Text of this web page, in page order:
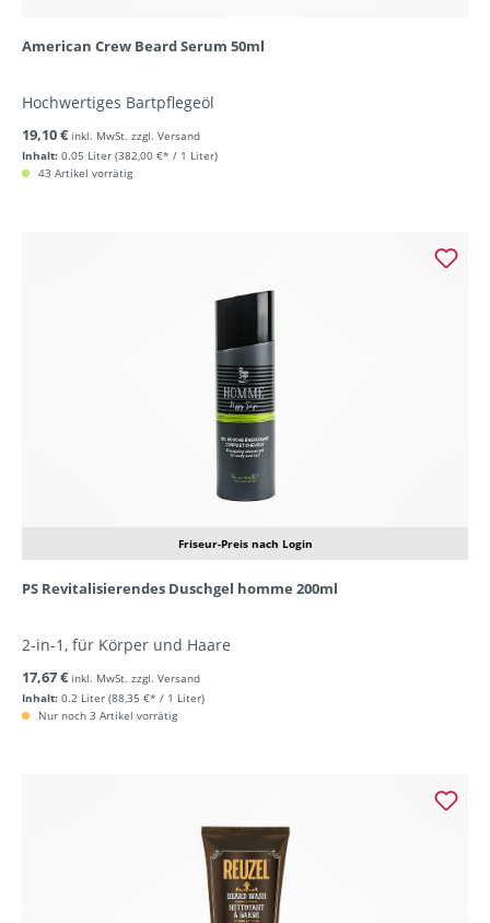
American Crew Beard Serum 50ml
Hochwertiges Bartpflegeöl
Inhalt: 0.05 Liter (382,00 €* / 1 Liter)
19,10 € inkl. MwSt. zzgl. Versand
43 Artikel vorrätig
Friseur-Preis nach Login
PS Revitalisierendes Duschgel homme 200ml
2-in-1, für Körper und Haare
Inhalt: 0.2 Liter (88,35 €* / 1 Liter)
17,67 € inkl. MwSt. zzgl. Versand
Nur noch 3 Artikel vorrätig